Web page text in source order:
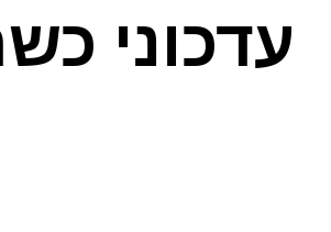
עדכוני